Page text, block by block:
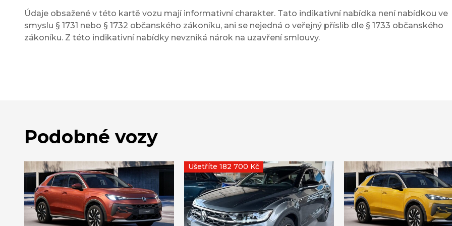
Údaje obsažené v této kartě vozu mají informativní charakter. Tato indikativní nabídka není nabídkou ve
smyslu § 1731 nebo § 1732 občanského zákoníku, ani se nejedná o veřejný příslib dle § 1733 občanského
zákoníku. Z této indikativní nabídky nevzniká nárok na uzavření smlouvy.
Podobné vozy
Ušetříte 182 700 Kč